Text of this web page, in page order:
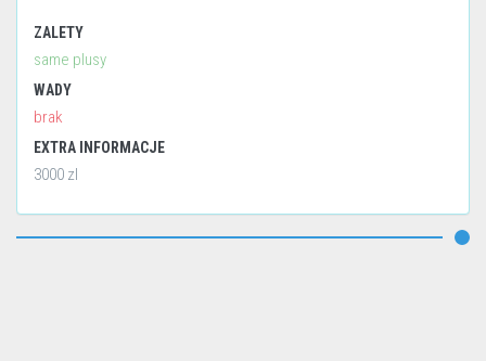
ZALETY
same plusy
WADY
brak
EXTRA INFORMACJE
3000 zl